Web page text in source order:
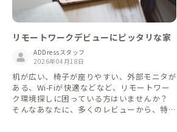
リモートワークデビューにピッタリな家
ADDressスタッフ
2026年04月18日
机が広い、椅子が座りやすい、外部モニタが
ある、Wi-Fiが快適などなど、リモートワー
ク環境探しに困っている方はいませんか？
そんなあなたに、多くのレビューから、特に